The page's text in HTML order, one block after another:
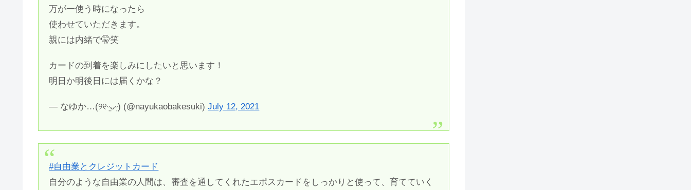
万が一使う時になったら
使わせていただきます。
親には内緒で🤫笑
カードの到着を楽しみにしたいと思います！
明日か明後日には届くかな？
— なゆか…(୨୧ᵕ̤ᴗᵕ̤) (@nayukaobakesuki)July 12, 2021
#自由業とクレジットカード
自分のような自由業の人間は、審査を通してくれたエポスカードをしっかりと使って、育てていく